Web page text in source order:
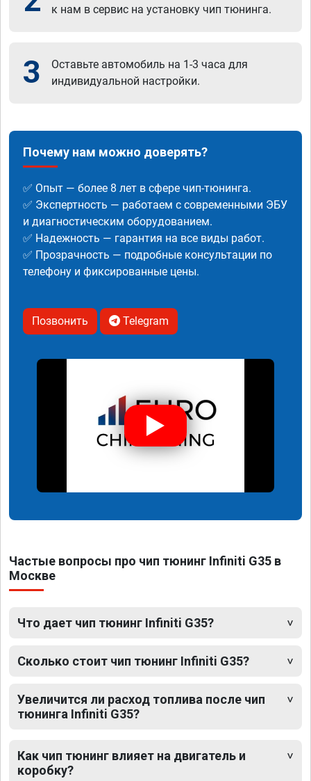
к нам в сервис на установку чип тюнинга.
3
Оставьте автомобиль на 1-3 часа для
индивидуальной настройки.
Почему нам можно доверять?
✅ Опыт — более 8 лет в сфере чип-тюнинга.
✅ Экспертность — работаем с современными ЭБУ
и диагностическим оборудованием.
✅ Надежность — гарантия на все виды работ.
✅ Прозрачность — подробные консультации по
телефону и фиксированные цены.
Позвонить Telegram
Частые вопросы про чип тюнинг Infiniti G35 в
Москве
Что дает чип тюнинг Infiniti G35?
Сколько стоит чип тюнинг Infiniti G35?
Увеличится ли расход топлива после чип
тюнинга Infiniti G35?
Как чип тюнинг влияет на двигатель и
коробку?